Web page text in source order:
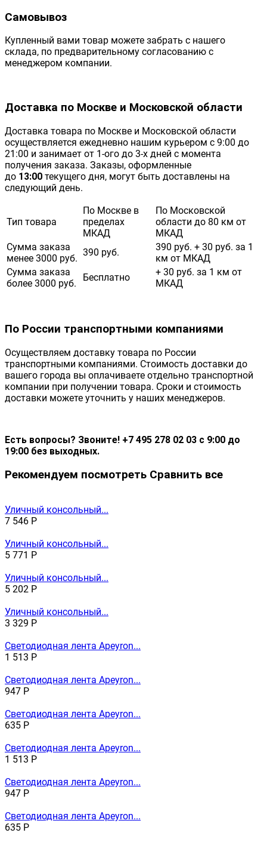
Самовывоз
Купленный вами товар можете забрать с нашего
склада, по предварительному согласованию с
менеджером компании.
Доставка по Москве и Московской области
Доставка товара по Москве и Московской области
осуществляется ежедневно нашим курьером с 9:00 до
21:00 и занимает от 1-ого до 3-х дней с момента
получения заказа. Заказы, оформленные
до 13:00 текущего дня, могут быть доставлены на
следующий день.
Тип товара
По Москве в
пределах
МКАД
По Московской
области до 80 км от
МКАД
Сумма заказа
менее 3000 руб.
390 руб.
390 руб. + 30 руб. за 1
км от МКАД
Сумма заказа
более 3000 руб.
Бесплатно
+ 30 руб. за 1 км от
МКАД
По России транспортными компаниями
Осуществляем доставку товара по России
транспортными компаниями. Стоимость доставки до
вашего города вы оплачиваете отдельно транспортной
компании при получении товара. Сроки и стоимость
доставки можете уточнить у наших менеджеров.
Есть вопросы? Звоните! +7 495 278 02 03 с 9:00 до
19:00 без выходных.
Рекомендуем посмотреть Сравнить все
Уличный консольный...
7 546 Р
Уличный консольный...
5 771 Р
Уличный консольный...
5 202 Р
Уличный консольный...
3 329 Р
Светодиодная лента Apeyron...
1 513 Р
Светодиодная лента Apeyron...
947 Р
Светодиодная лента Apeyron...
635 Р
Светодиодная лента Apeyron...
1 513 Р
Светодиодная лента Apeyron...
947 Р
Светодиодная лента Apeyron...
635 Р